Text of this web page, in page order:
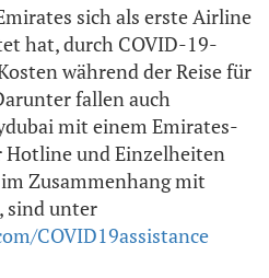
sich als erste Airline
hat, durch COVID-19-
während der Reise für
fallen auch
mit einem Emirates-
Hotline und Einzelheiten
Zusammenhang mit
sind unter
COVID19assistance